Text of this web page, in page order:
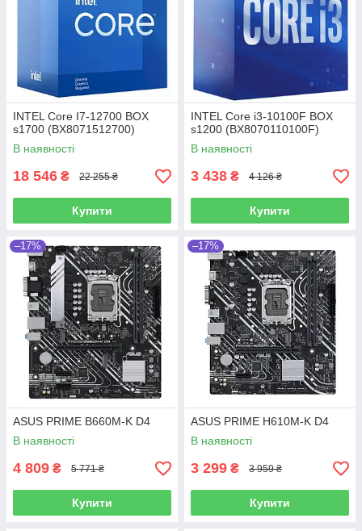
INTEL Core I7-12700 BOX
s1700 (BX8071512700)
В наявності
18 546 ₴ 22 255 ₴
Купити
INTEL Core i3-10100F BOX
s1200 (BX8070110100F)
В наявності
3 438 ₴ 4 126 ₴
Купити
–17%
ASUS PRIME B660M-K D4
В наявності
4 809 ₴ 5 771 ₴
Купити
–17%
ASUS PRIME H610M-K D4
В наявності
3 299 ₴ 3 959 ₴
Купити